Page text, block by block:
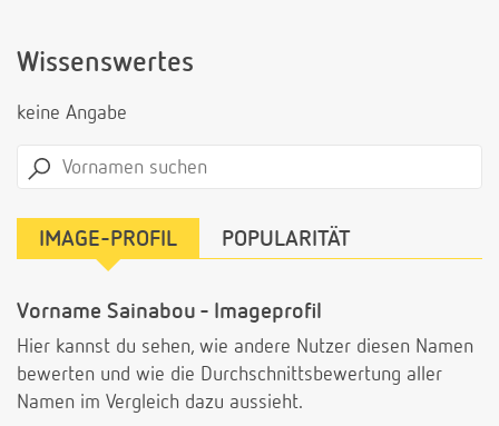
Wissenswertes
keine Angabe
IMAGE-PROFIL POPULARITÄT
Vorname Sainabou - Imageprofil
Hier kannst du sehen, wie andere Nutzer diesen Namen
bewerten und wie die Durchschnittsbewertung aller
Namen im Vergleich dazu aussieht.